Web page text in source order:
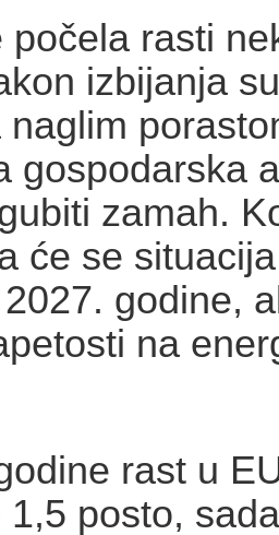
počela rasti
izbijanja
naglim
gospodarska
zamah.
će se
godine,
na
rast u
1,5 posto,